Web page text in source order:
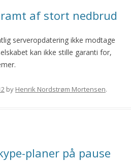
af stort nedbrud
serveropdatering ikke modtage
kan ikke stille garanti for,
by Henrik Nordstrøm Mortensen.
planer på pause